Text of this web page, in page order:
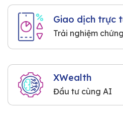
Giao dịch trực
Trải nghiệm
XWealth
Đầu tư cùng AI